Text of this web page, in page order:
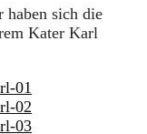
haben sich die
Kater Karl